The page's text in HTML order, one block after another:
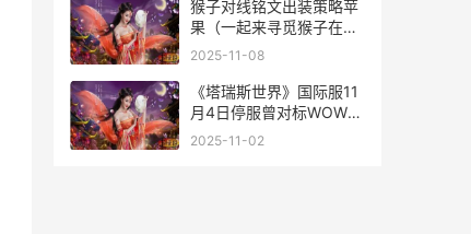
猴子对线铭文出装策略苹
果（一起来寻觅猴子在对
线中的铭文选择和出装策
文
2025-11-08
《塔瑞斯世界》国际服11
月4日停服曾对标WOW
塔瑞斯世界职业
2025-11-02